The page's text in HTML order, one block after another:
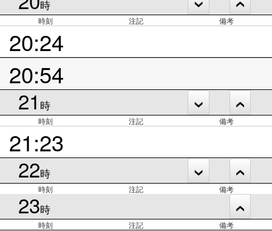
時
時刻 注記 備考
20:24
20:54
21 時
時刻 注記 備考
21:23
22時
時刻 注記 備考
23時
時刻 注記 備考